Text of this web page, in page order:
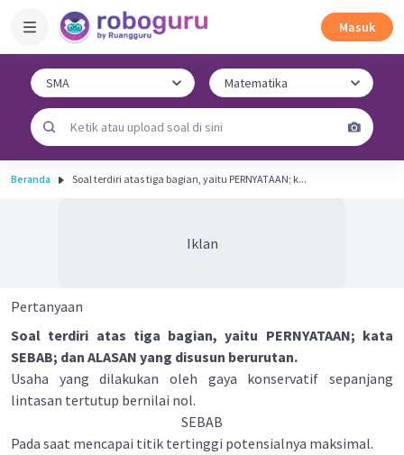
Masuk
Beranda Soal terdiri atas tiga bagian, yaitu PERNYATAAN; k...
Iklan
Pertanyaan
Soal terdiri atas tiga bagian, yaitu PERNYATAAN; kata
SEBAB; dan ALASAN yang disusun berurutan.
Usaha yang dilakukan oleh gaya konservatif sepanjang
lintasan tertutup bernilai nol.
SEBAB
Pada saat mencapai titik tertinggi potensialnya maksimal.